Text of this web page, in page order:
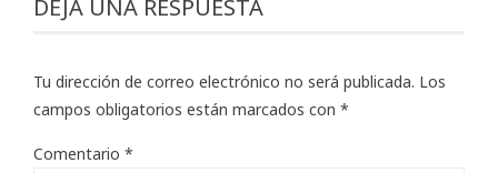
DEJA UNA RESPUESTA
Tu dirección de correo electrónico no será publicada. Los
campos obligatorios están marcados con *
Comentario *